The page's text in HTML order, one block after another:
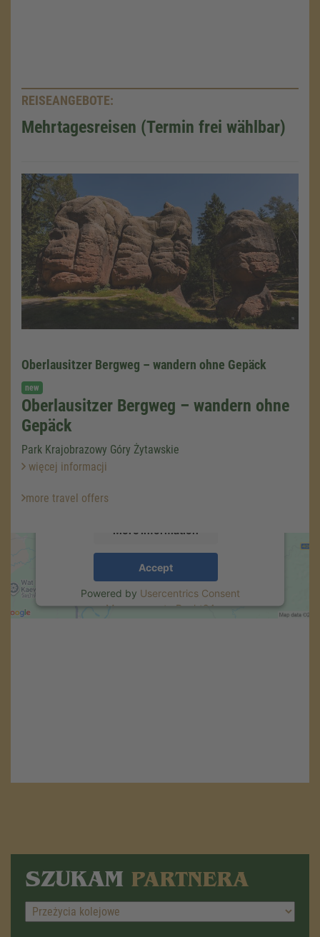
SZUKAM PARTNERA
REISEANGEBOTE:
Mehrtagesreisen (Termin frei wählbar)
Oberlausitzer Bergweg – wandern ohne Gepäck
new
Oberlausitzer Bergweg – wandern ohne
Gepäck
Park Krajobrazowy Góry Żytawskie
więcej informacji
more travel offers
We need your consent to load the
We use a third party service to embed map
content that may collect data about your
Accept
Powered by Usercentrics Consent
Management.eRecht24